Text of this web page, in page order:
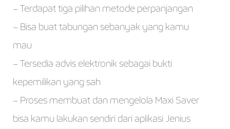
– Terdapat tiga pilihan metode perpanjangan
– Bisa buat tabungan sebanyak yang kamu
mau
– Tersedia advis elektronik sebagai bukti
kepemilikan yang sah
– Proses membuat dan mengelola Maxi Saver
bisa kamu lakukan sendiri dari aplikasi Jenius